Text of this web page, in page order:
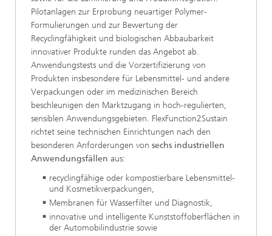
Pilotanlagen zur Erprobung neuartiger Polymer-
Formulierungen und zur Bewertung der
Recyclingfähigkeit und biologischen Abbaubarkeit
innovativer Produkte runden das Angebot ab.
Anwendungstests und die Vorzertifizierung von
Produkten insbesondere für Lebensmittel- und andere
Verpackungen oder im medizinischen Bereich
beschleunigen den Marktzugang in hoch-regulierten,
sensiblen Anwendungsgebieten. FlexFunction2Sustain
richtet seine technischen Einrichtungen nach den
besonderen Anforderungen von sechs industriellen
Anwendungsfällen aus:
recyclingfähige oder kompostierbare Lebensmittel-
und Kosmetikverpackungen,
Membranen für Wasserfilter und Diagnostik,
innovative und intelligente Kunststoffoberflächen in
der Automobilindustrie sowie